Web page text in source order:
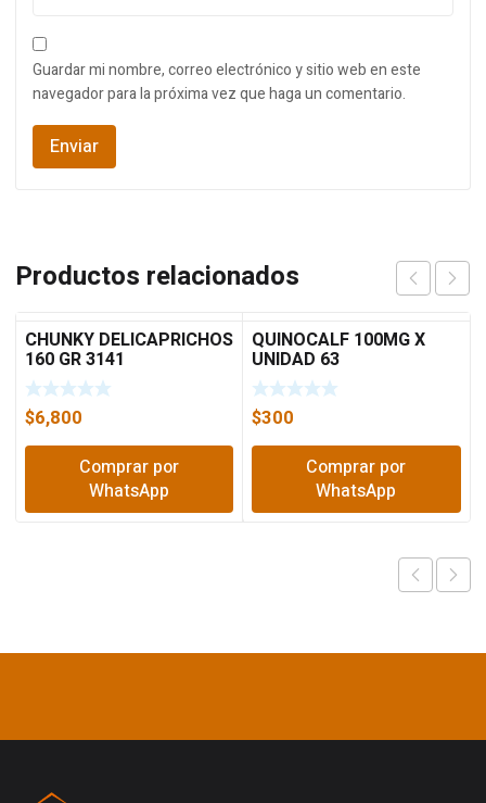
Guardar mi nombre, correo electrónico y sitio web en este
navegador para la próxima vez que haga un comentario.
Productos relacionados
CHUNKY DELICAPRICHOS
160 GR 3141
$6,800
Comprar por
WhatsApp
QUINOCALF 100MG X
UNIDAD 63
$300
Comprar por
WhatsApp